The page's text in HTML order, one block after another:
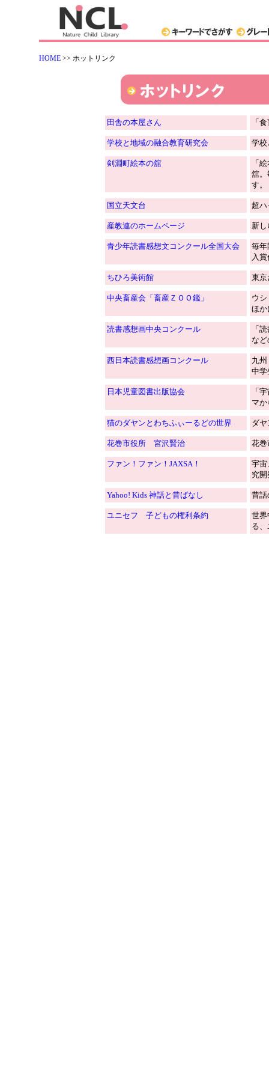
HOME >> ホットリンク
田舎の本屋さん 「
学校と地域の融合教育研究会 学校
剣淵町絵本の舘
「
舘。
す。
国立天文台 超
産教連のホームページ 新
青少年読書感想文コンクール全国大会
毎年
入
ちひろ美術館 東京
中央畜産会「畜産ＺＯＯ鑑」
ウ
ほか
読書感想画中央コンクール
「
など
西日本読書感想画コンクール
九
中学
日本児童図書出版協会
「
マ
猫のダヤンとわちふぃーるどの世界 ダ
花巻市役所 宮沢賢治 花巻
ファン！ファン！JAXSA！
宇宙
究
Yahoo! Kids 神話と昔ばなし 昔話
ユニセフ 子どもの権利条約
世界
る